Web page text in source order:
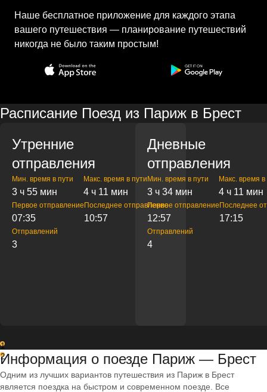
Наше бесплатное приложение для каждого этапа
вашего путешествия — планирование путешествий
никогда не было таким простым!
Расписание Поезд из Париж в Брест
Утренние
отправления
Мин. время в пути
3 ч 55 мин
Макс. время в пути
4 ч 11 мин
Первое отправление
07:35
Последнее отправление
10:57
Отправлений
3
Дневные
отправления
Мин. время в пути
3 ч 34 мин
Макс. время в
4 ч 11 мин
Первое отправление
12:57
Последнее
17:15
Отправлений
4
1
2
Информация о поезде Париж — Брест
Одним из лучших вариантов путешествия из Париж в Брест
является поездка на быстром и современном поезде. Все